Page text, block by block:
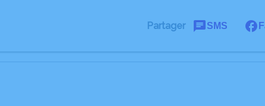
Partager SMS